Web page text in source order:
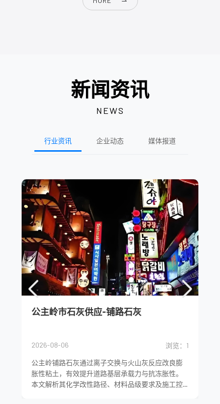
新闻资讯
NEWS
行业资讯 企业动态 媒体报道
公主岭市石灰供应-铺路石灰
2026-08-06 浏览：1
公主岭铺路石灰通过离子交换与火山灰反应改良膨
胀性粘土，有效提升道路基层承载力与抗冻胀性。
本文解析其化学改性路径、材料品级要求及施工控